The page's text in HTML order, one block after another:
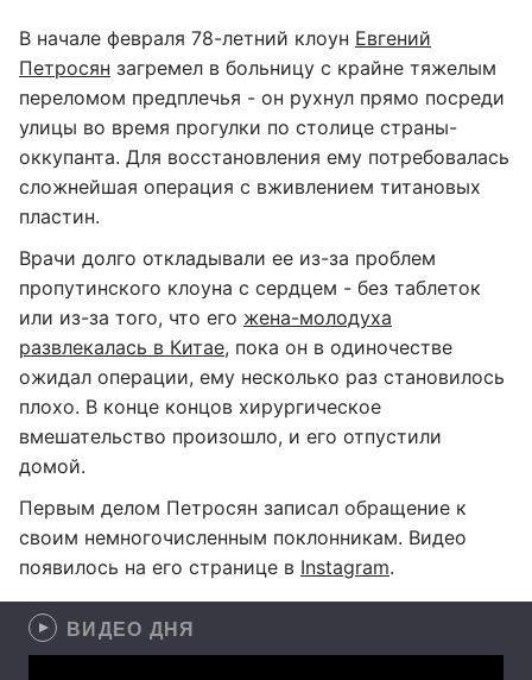
В начале февраля 78-летний клоун Евгений
Петросян загремел в больницу с крайне тяжелым
переломом предплечья - он рухнул прямо посреди
улицы во время прогулки по столице страны-
оккупанта. Для восстановления ему потребовалась
сложнейшая операция с вживлением титановых
пластин.
Врачи долго откладывали ее из-за проблем
пропутинского клоуна с сердцем - без таблеток
или из-за того, что его жена-молодуха
развлекалась в Китае, пока он в одиночестве
ожидал операции, ему несколько раз становилось
плохо. В конце концов хирургическое
вмешательство произошло, и его отпустили
домой.
Первым делом Петросян записал обращение к
своим немногочисленным поклонникам. Видео
появилось на его странице в Instagram.
ВИДЕО ДНЯ